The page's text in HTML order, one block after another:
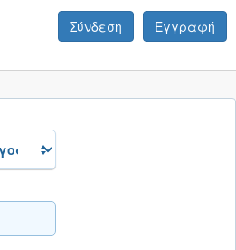
Σύνδεση Εγγραφή